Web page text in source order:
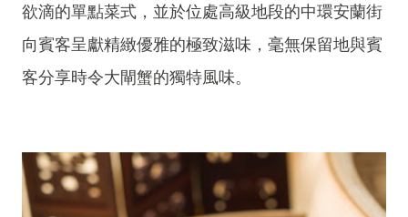
欲滴的單點菜式，並於位處高級地段的中環安蘭街
向賓客呈獻精緻優雅的極致滋味，毫無保留地與賓
客分享時令大閘蟹的獨特風味。